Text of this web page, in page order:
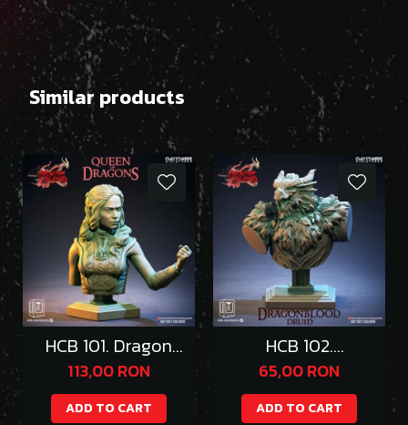
Similar products
HCB 101. Dragon
Queen
113,00 RON
ADD TO CART
HCB 102.
DragonWolf Druid
65,00 RON
ADD TO CART